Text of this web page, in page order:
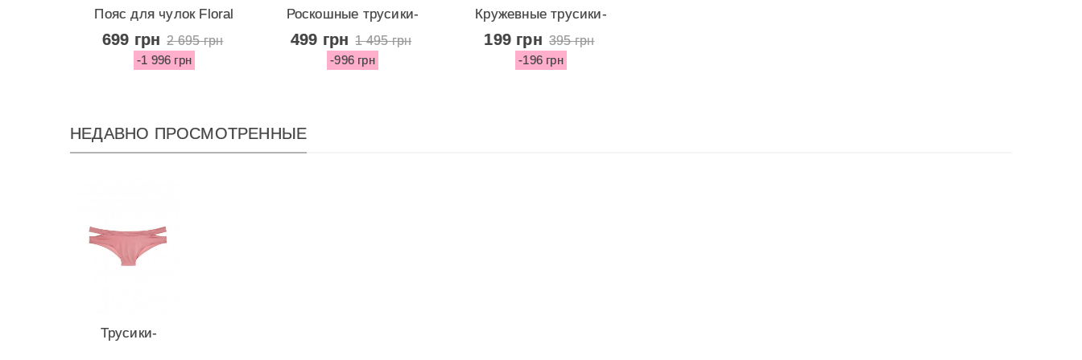
Пояс для чулок Floral
Lace от...
699 грн 2 695 грн
-1 996 грн
Роскошные трусики-
стринги Fringe...
499 грн 1 495 грн
-996 грн
Кружевные трусики-
стринги из...
199 грн 395 грн
-196 грн
НЕДАВНО ПРОСМОТРЕННЫЕ
Трусики-